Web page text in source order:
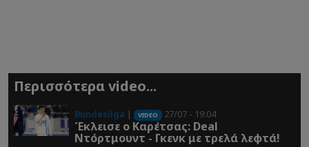
Περισσότερα video...
Bundesliga | VIDEO 27/07 - 19:04
Έκλεισε ο Καρέτσας: Deal
Ντόρτμουντ - Γκενκ με τρελά λεφτά!